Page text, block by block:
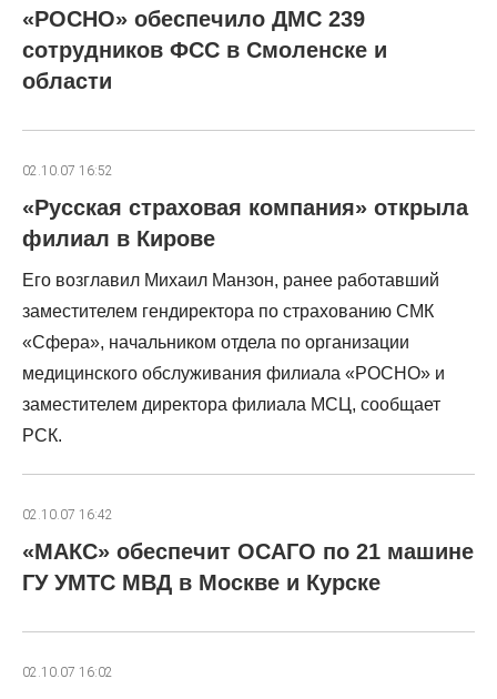
«РОСНО» обеспечило ДМС 239
сотрудников ФСС в Смоленске и
области
02.10.07 16:52
«Русская страховая компания» открыла
филиал в Кирове
Его возглавил Михаил Манзон, ранее работавший
заместителем гендиректора по страхованию СМК
«Сфера», начальником отдела по организации
медицинского обслуживания филиала «РОСНО» и
заместителем директора филиала МСЦ, сообщает
РСК.
02.10.07 16:42
«МАКС» обеспечит ОСАГО по 21 машине
ГУ УМТС МВД в Москве и Курске
02.10.07 16:02